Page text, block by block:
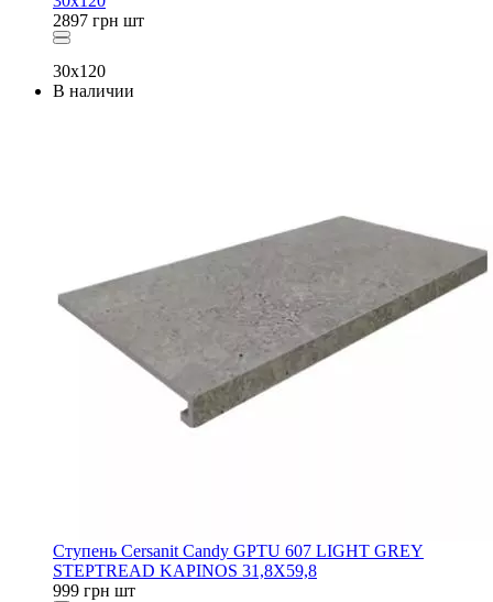
2897 грн шт
30x120
В наличии
Ступень Cersanit Candy GPTU 607 LIGHT GREY
STEPTREAD KAPINOS 31,8X59,8
999 грн шт